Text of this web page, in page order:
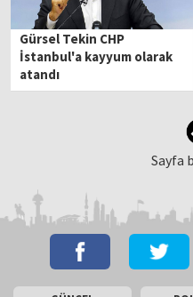
Gürsel Tekin CHP
İstanbul'a kayyum olarak
atandı
Sayfa